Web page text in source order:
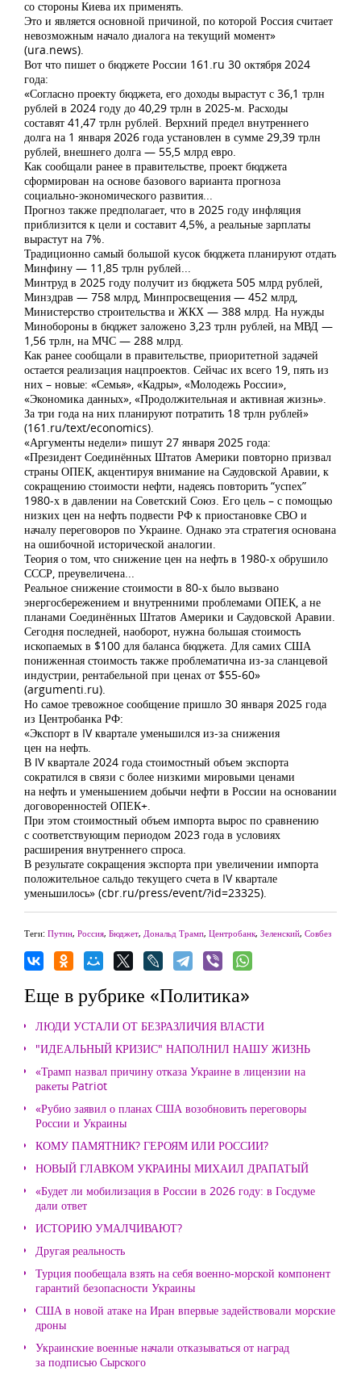
со стороны Киева их применять.
Это и является основной причиной, по которой Россия считает
невозможным начало диалога на текущий момент»
(ura.news).
Вот что пишет о бюджете России 161.ru 30 октября 2024
года:
«Согласно проекту бюджета, его доходы вырастут с 36,1 трлн
рублей в 2024 году до 40,29 трлн в 2025-м. Расходы
составят 41,47 трлн рублей. Верхний предел внутреннего
долга на 1 января 2026 года установлен в сумме 29,39 трлн
рублей, внешнего долга — 55,5 млрд евро.
Как сообщали ранее в правительстве, проект бюджета
сформирован на основе базового варианта прогноза
социально-экономического развития...
Прогноз также предполагает, что в 2025 году инфляция
приблизится к цели и составит 4,5%, а реальные зарплаты
вырастут на 7%.
Традиционно самый большой кусок бюджета планируют отдать
Минфину — 11,85 трлн рублей...
Минтруд в 2025 году получит из бюджета 505 млрд рублей,
Минздрав — 758 млрд, Минпросвещения — 452 млрд,
Министерство строительства и ЖКХ — 388 млрд. На нужды
Минобороны в бюджет заложено 3,23 трлн рублей, на МВД —
1,56 трлн, на МЧС — 288 млрд.
Как ранее сообщали в правительстве, приоритетной задачей
остается реализация нацпроектов. Сейчас их всего 19, пять из
них – новые: «Семья», «Кадры», «Молодежь России»,
«Экономика данных», «Продолжительная и активная жизнь».
За три года на них планируют потратить 18 трлн рублей»
(161.ru/text/economics).
«Аргументы недели» пишут 27 января 2025 года:
«Президент Соединённых Штатов Америки повторно призвал
страны ОПЕК, акцентируя внимание на Саудовской Аравии, к
сокращению стоимости нефти, надеясь повторить “успех”
1980-х в давлении на Советский Союз. Его цель – с помощью
низких цен на нефть подвести РФ к приостановке СВО и
началу переговоров по Украине. Однако эта стратегия основана
на ошибочной исторической аналогии.
Теория о том, что снижение цен на нефть в 1980-х обрушило
СССР, преувеличена...
Реальное снижение стоимости в 80-х было вызвано
энергосбережением и внутренними проблемами ОПЕК, а не
планами Соединённых Штатов Америки и Саудовской Аравии.
Сегодня последней, наоборот, нужна большая стоимость
ископаемых в $100 для баланса бюджета. Для самих США
пониженная стоимость также проблематична из-за сланцевой
индустрии, рентабельной при ценах от $55-60»
(argumenti.ru).
Но самое тревожное сообщение пришло 30 января 2025 года
из Центробанка РФ:
«Экспорт в IV квартале уменьшился из-за снижения
цен на нефть.
В IV квартале 2024 года стоимостный объем экспорта
сократился в связи с более низкими мировыми ценами
на нефть и уменьшением добычи нефти в России на основании
договоренностей ОПЕК+.
При этом стоимостный объем импорта вырос по сравнению
с соответствующим периодом 2023 года в условиях
расширения внутреннего спроса.
В результате сокращения экспорта при увеличении импорта
положительное сальдо текущего счета в IV квартале
уменьшилось» (cbr.ru/press/event/?id=23325).
Теги: Путин, Россия, Бюджет, Дональд Трамп, Центробанк, Зеленский, Совбез
Еще в рубрике «Политика»
ЛЮДИ УСТАЛИ ОТ БЕЗРАЗЛИЧИЯ ВЛАСТИ
"ИДЕАЛЬНЫЙ КРИЗИС" НАПОЛНИЛ НАШУ ЖИЗНЬ
«Трамп назвал причину отказа Украине в лицензии на
ракеты Patriot
«Рубио заявил о планах США возобновить переговоры
России и Украины
КОМУ ПАМЯТНИК? ГЕРОЯМ ИЛИ РОССИИ?
НОВЫЙ ГЛАВКОМ УКРАИНЫ МИХАИЛ ДРАПАТЫЙ
«Будет ли мобилизация в России в 2026 году: в Госдуме
дали ответ
ИСТОРИЮ УМАЛЧИВАЮТ?
Другая реальность
Турция пообещала взять на себя военно-морской компонент
гарантий безопасности Украины
США в новой атаке на Иран впервые задействовали морские
дроны
Украинские военные начали отказываться от наград
за подписью Сырского